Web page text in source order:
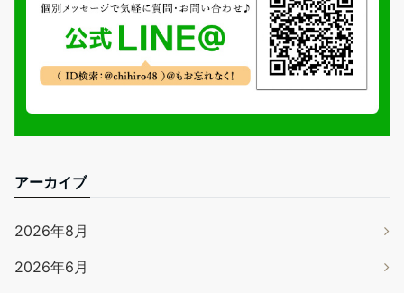
アーカイブ
2026年8月
2026年6月